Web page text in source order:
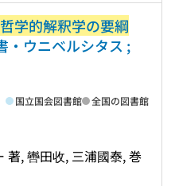
学的解釈学の要綱
・ウニベルシタス ;
著, 轡田收, 三浦國泰, 巻
国立国会図書館 全国の図書館